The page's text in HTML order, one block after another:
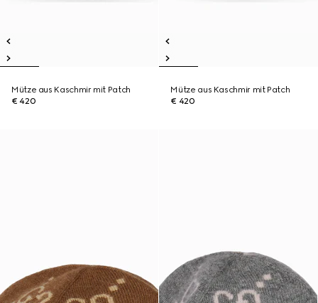
Mütze aus Kaschmir mit Patch
€ 420
Mütze aus Kaschmir mit Patch
€ 420